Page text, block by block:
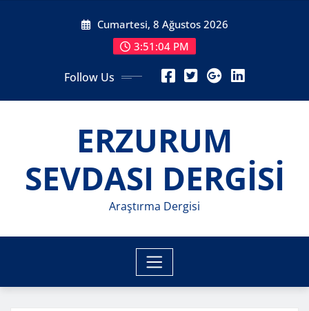
Cumartesi, 8 Ağustos 2026
3:51:06 PM
Follow Us
ERZURUM
SEVDASI DERGİSİ
Araştırma Dergisi